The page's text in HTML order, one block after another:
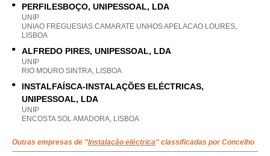
PERFILESBOÇO, UNIPESSOAL, LDA
UNIP
UNIAO FREGUESIAS CAMARATE UNHOS APELACAO LOURES,
LISBOA
ALFREDO PIRES, UNIPESSOAL, LDA
UNIP
RIO MOURO SINTRA, LISBOA
INSTALFAÍSCA-INSTALAÇÕES ELÉCTRICAS,
UNIPESSOAL, LDA
UNIP
ENCOSTA SOL AMADORA, LISBOA
Outras empresas de "Instalação eléctrica" classificadas por Concelho